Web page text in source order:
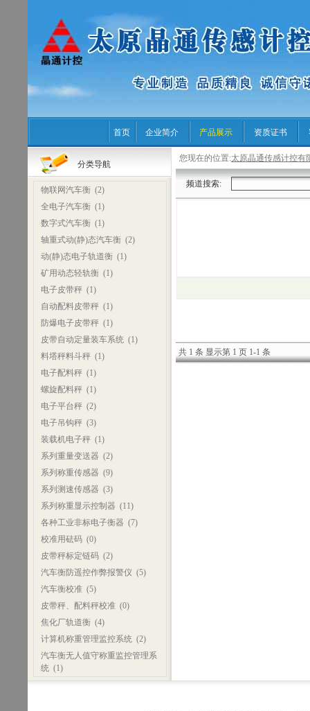
首页 企业简介 产品展示 资质证书
分类导航
物联网汽车衡(2)
全电子汽车衡(1)
数字式汽车衡(1)
轴重式动(静)态汽车衡(2)
动(静)态电子轨道衡(1)
矿用动态轻轨衡(1)
电子皮带秤(1)
自动配料皮带秤(1)
防爆电子皮带秤(1)
皮带自动定量装车系统(1)
料塔秤料斗秤(1)
电子配料秤(1)
螺旋配料秤(1)
电子平台秤(2)
电子吊钩秤(3)
装载机电子秤(1)
系列重量变送器 (2)
系列称重传感器 (9)
系列测速传感器 (3)
系列称重显示控制器 (11)
各种工业非标电子衡器 (7)
校准用砝码(0)
皮带秤标定链码(2)
汽车衡防遥控作弊报警仪 (5)
汽车衡校准(5)
皮带秤、配料秤校准(0)
焦化厂轨道衡(4)
计算机称重管理监控系统(2)
汽车衡无人值守称重监控管理系
统(1)
您现在的位置:太原晶通传感计控有
频道搜索:
共 1 条 显示第 1 页 1-1 条